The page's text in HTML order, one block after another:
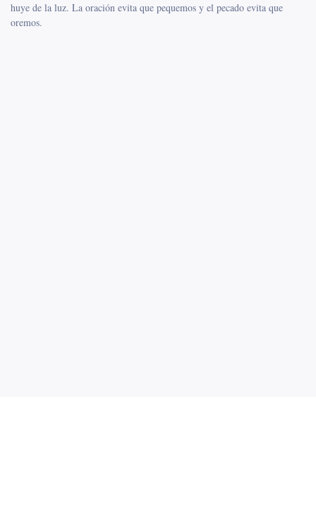
huye de la luz. La oración evita que pequemos y el pecado evita que
oremos.